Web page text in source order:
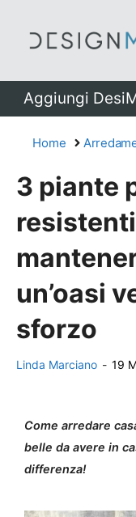
Aggiungi
Home
3 piante
un’oasi
sforzo
Linda Marciano - 19
Come arredare
belle da avere in
differenza!